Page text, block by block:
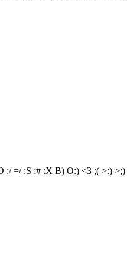
:/ =/ :S :# :X B) O:) <3 ;( >:) >;)